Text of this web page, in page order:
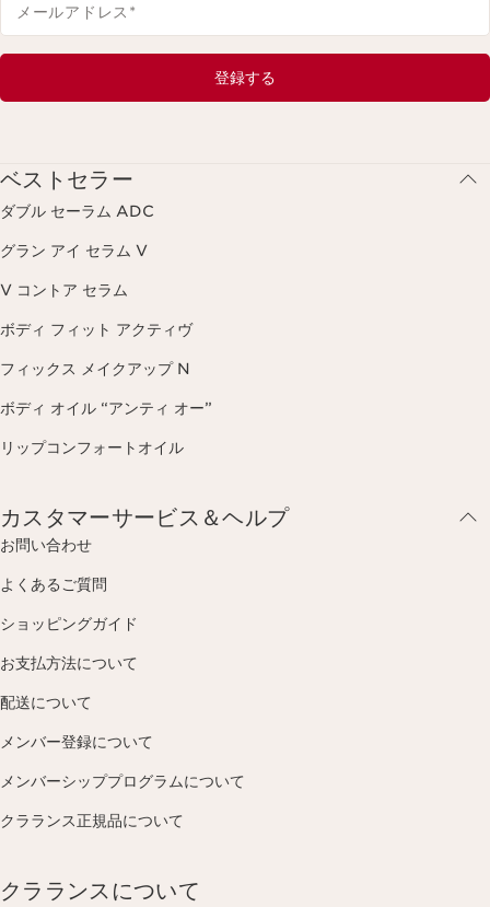
メールアドレス *
登録する
ベストセラー
ダブル セーラム ADC
グラン アイ セラム V
V コントア セラム
ボディ フィット アクティヴ
フィックス メイクアップ N
ボディ オイル “アンティ オー”
リップコンフォートオイル
カスタマーサービス＆ヘルプ
お問い合わせ
よくあるご質問
ショッピングガイド
お支払方法について
配送について
メンバー登録について
メンバーシッププログラムについて
クラランス正規品について
クラランスについて